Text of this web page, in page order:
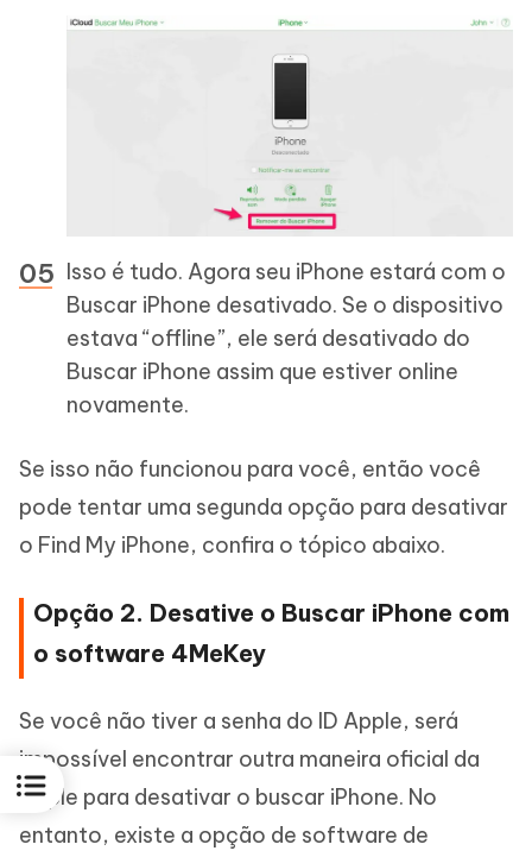
Isso é tudo. Agora seu iPhone estará com o
Buscar iPhone desativado. Se o dispositivo
estava “offline”, ele será desativado do
Buscar iPhone assim que estiver online
novamente.
Se isso não funcionou para você, então você
pode tentar uma segunda opção para desativar
o Find My iPhone, confira o tópico abaixo.
Opção 2. Desative o Buscar iPhone com
o software 4MeKey
Se você não tiver a senha do ID Apple, será
impossível encontrar outra maneira oficial da
Apple para desativar o buscar iPhone. No
entanto, existe a opção de software de